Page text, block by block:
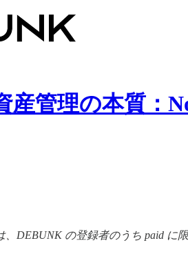
産管理の本質：
DEBUNK の登録者のうち paid に